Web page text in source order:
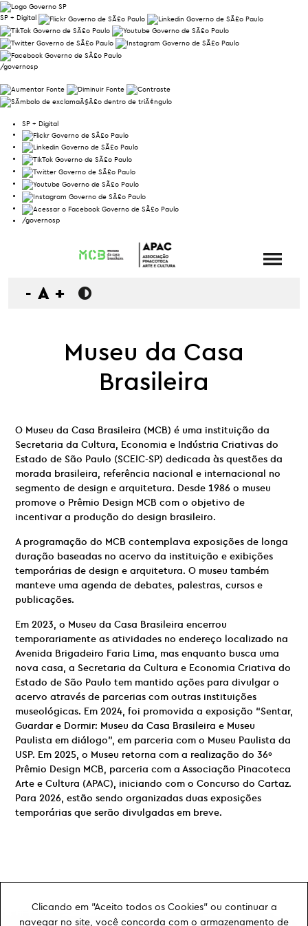
SP + Digital
/governosp
SP + Digital
/governosp
- A +
Museu da Casa
Brasileira
O Museu da Casa Brasileira (MCB) é uma instituição da
Secretaria da Cultura, Economia e Indústria Criativas do
Estado de São Paulo (SCEIC-SP) dedicada às questões da
morada brasileira, referência nacional e internacional no
segmento de design e arquitetura. Desde 1986 o museu
promove o Prêmio Design MCB com o objetivo de
incentivar a produção do design brasileiro.
A programação do MCB contemplava exposições de longa
duração baseadas no acervo da instituição e exibições
temporárias de design e arquitetura. O museu também
manteve uma agenda de debates, palestras, cursos e
publicações.
Em 2023, o Museu da Casa Brasileira encerrou
temporariamente as atividades no endereço localizado na
Avenida Brigadeiro Faria Lima, mas enquanto busca uma
nova casa, a Secretaria da Cultura e Economia Criativa do
Estado de São Paulo tem mantido ações para divulgar o
acervo através de parcerias com outras instituições
museológicas. Em 2024, foi promovida a exposição “Sentar,
Guardar e Dormir: Museu da Casa Brasileira e Museu
Paulista em diálogo”, em parceria com o Museu Paulista da
USP. Em 2025, o Museu retorna com a realização do 36º
Prêmio Design MCB, parceria com a Associação Pinacoteca
Arte e Cultura (APAC), iniciando com o Concurso do Cartaz.
Para 2026, estão sendo organizadas duas exposições
temporárias que serão divulgadas em breve.
Clicando em "Aceito todos os Cookies" ou continuar a
navegar no site, você concorda com o armazenamento de